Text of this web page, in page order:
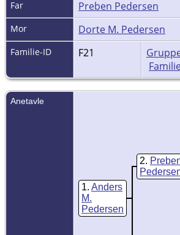
Far Preben Pedersen
Mor Dorte M. Pedersen
Familie-ID F21
Anetavle
1 Anders
M.
Pedersen
2